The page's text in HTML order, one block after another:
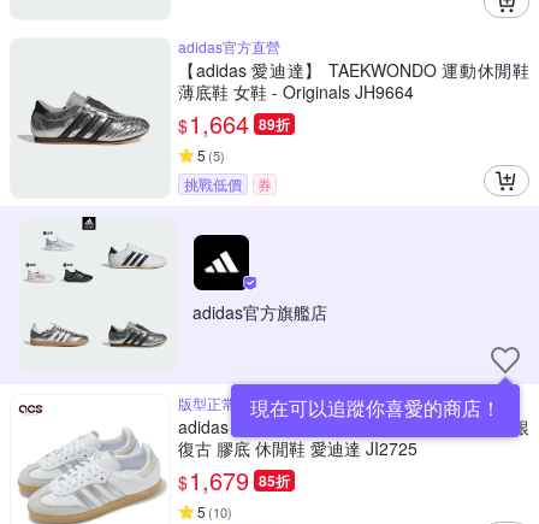
adidas官方直營
【adidas 愛迪達】 TAEKWONDO 運動休閒鞋
薄底鞋 女鞋 - Originals JH9664
$1,664 89折
5 (5)
挑戰低價 券
adidas官方旗艦店
現在可以追蹤你喜愛的商店！
版型正常
adidas 德訓鞋 Samba OG W 女鞋 男鞋 白 銀
復古 膠底 休閒鞋 愛迪達 JI2725
$1,679 85折
5 (10)